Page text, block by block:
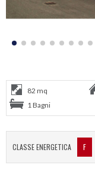
82 mq
1 Bagni
CLASSE ENERGETICA F